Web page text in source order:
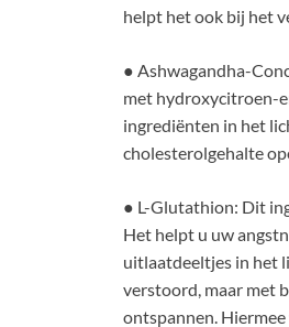
helpt het ook bij het
● Ashwagandha-
met hydroxycitroen-
ingrediënten in het
cholesterolgehalte
● L-Glutathion: Dit
Het helpt u uw
uitlaatdeeltjes in het
verstoord, maar met
ontspannen.